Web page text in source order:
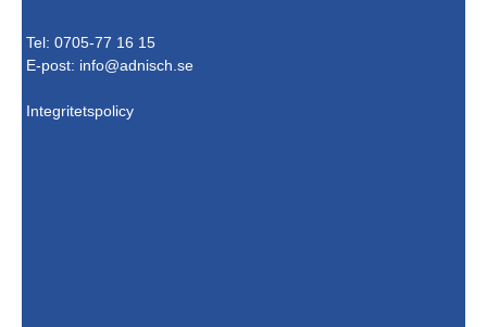
Tel: 0705-77 16 15
E-post: info@adnisch.se
Integritetspolicy